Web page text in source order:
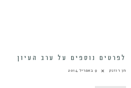
לפרטים נוספים על ערב העיון
חן רוזנק 9 באפריל 2014